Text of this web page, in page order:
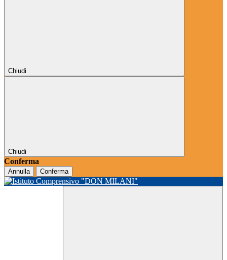
Chiudi
Chiudi
Conferma
Annulla Conferma